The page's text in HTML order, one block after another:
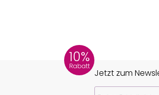
10%
Rabatt
Jetzt zum